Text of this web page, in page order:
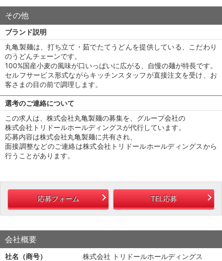
その他
ブランド説明
丸亀製麺は、打ち立て・茹でたてうどんを提供している、こだわり
のうどんチェーンです。
100%国産小麦の風味が口いっぱいに広がる、自慢の麺が特長です。
セルフサービス形式ながらキッチンスタッフが直接注文を受け、お
客さまの目の前で調理します。
選考のご連絡について
この求人は、株式会社丸亀製麺の募集を、グループ会社の
株式会社トリドールホールディングスが代行しています。
応募内容は株式会社丸亀製麺に共有され、
面接調整などのご連絡は株式会社トリドールホールディングスから
行うことがあります。
応募フォーム TEL応募
会社概要
社名（商号）
株式会社 トリドールホールディングス